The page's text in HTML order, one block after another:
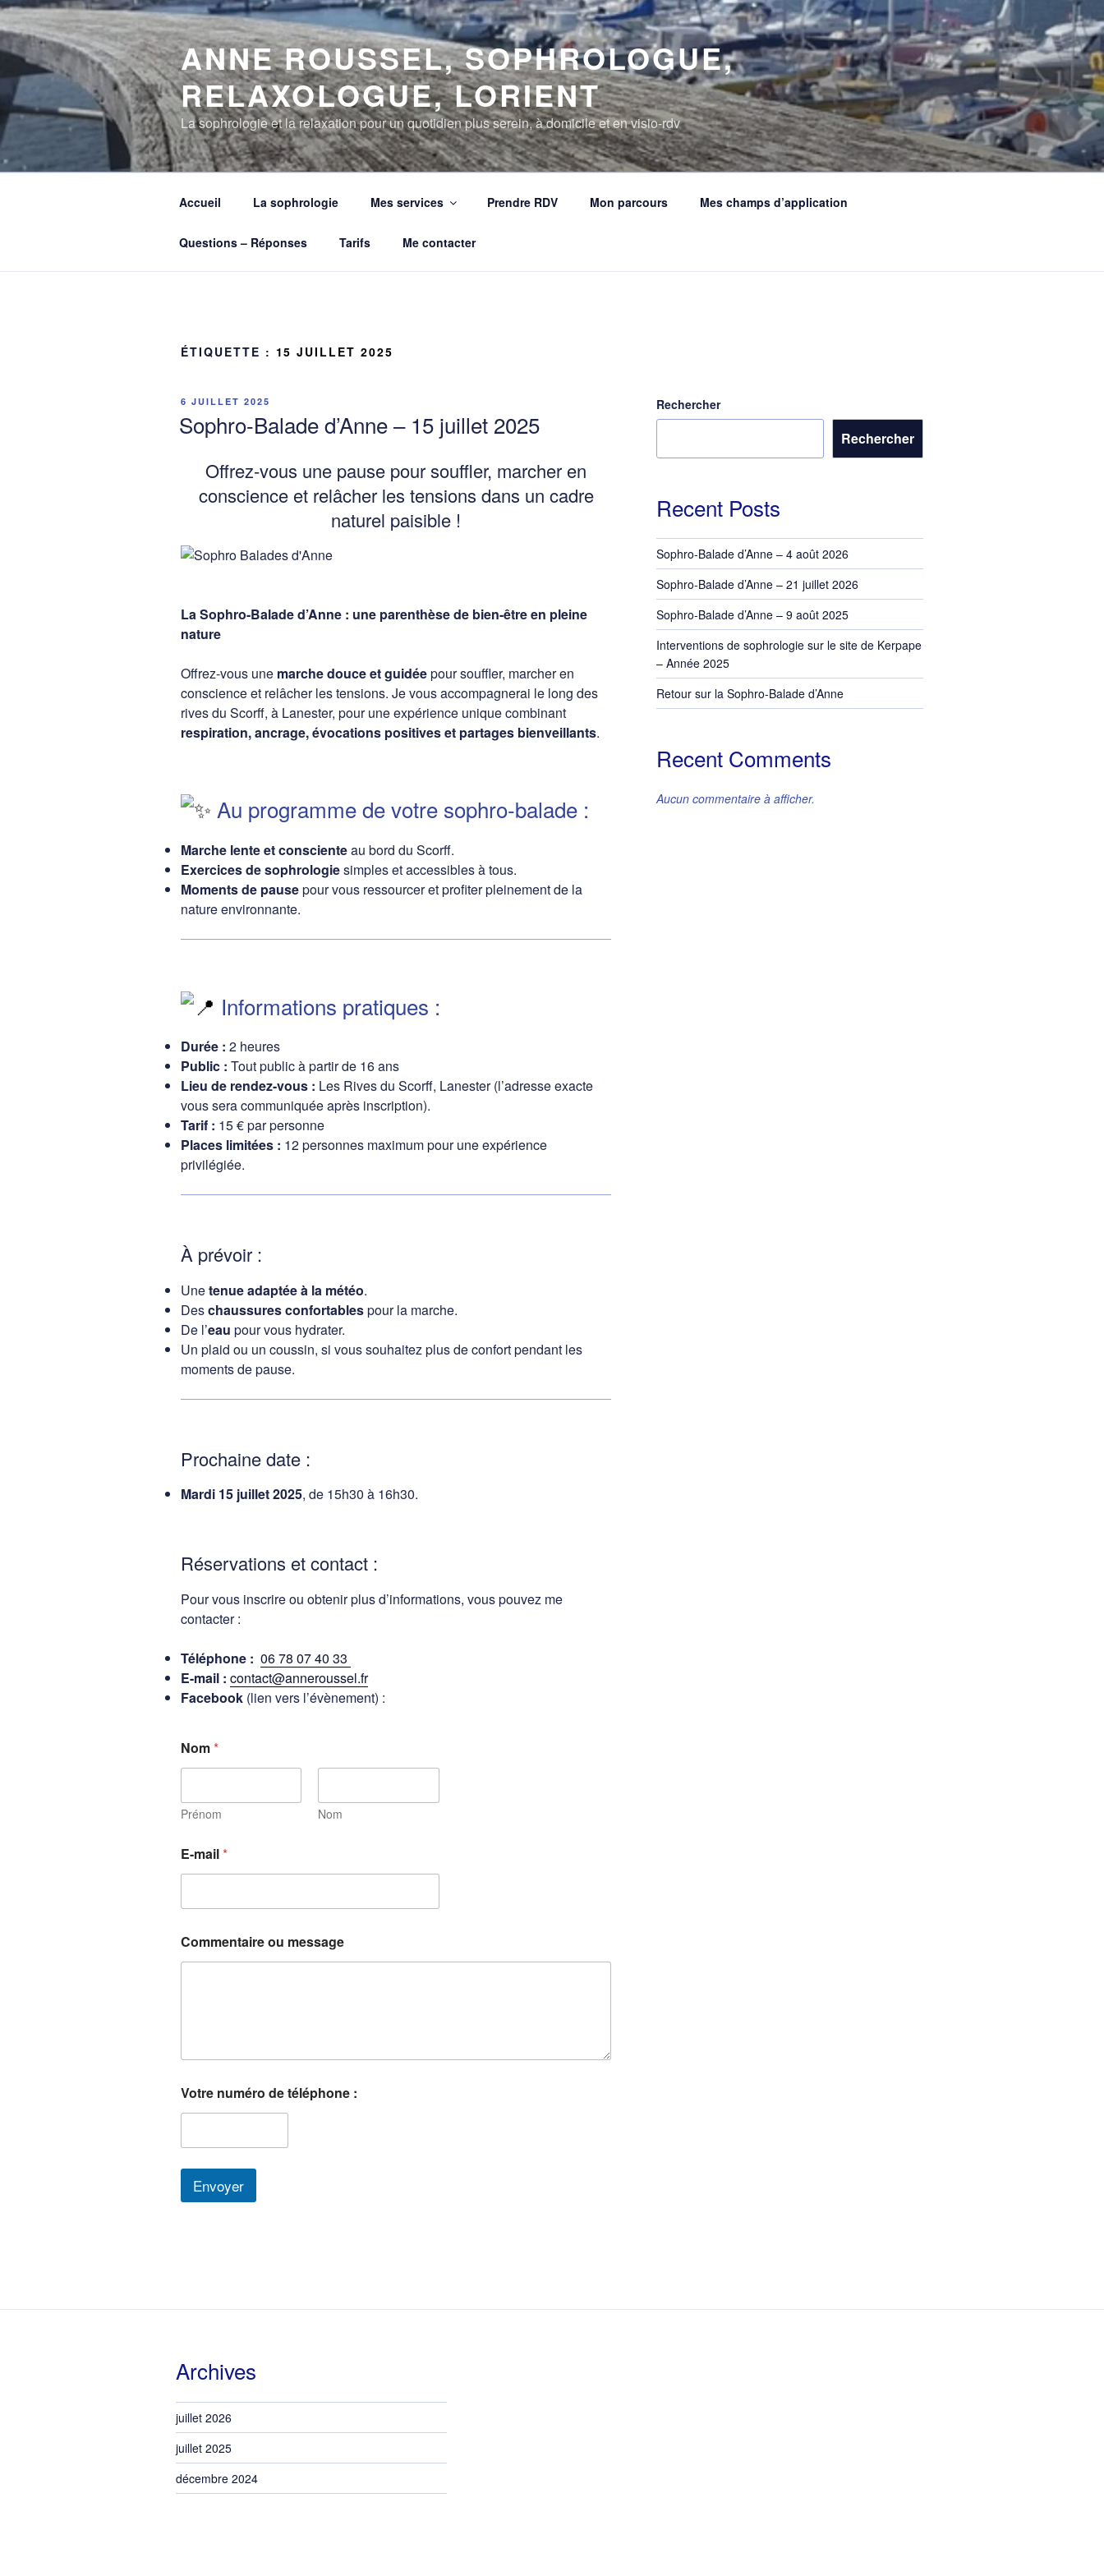
Aller
au
contenu
principal
ANNE ROUSSEL, SOPHROLOGUE,
RELAXOLOGUE, LORIENT
La sophrologie et la relaxation pour un quotidien plus serein, à domicile et en visio-rdv
Accueil La sophrologie Mes services Prendre RDV Mon parcours Mes champs d’application
Questions – Réponses Tarifs Me contacter
ÉTIQUETTE : 15 JUILLET 2025
PUBLIÉ
6 JUILLET 2025
Sophro-Balade d’Anne – 15 juillet 2025
Offrez-vous une pause pour souffler, marcher en
conscience et relâcher les tensions dans un cadre
naturel paisible !
La Sophro-Balade d’Anne : une parenthèse de bien-être en pleine
nature
Offrez-vous une marche douce et guidéepour souffler, marcher en
conscience et relâcher les tensions. Je vous accompagnerai le long des
rives du Scorff, à Lanester, pour une expérience unique combinant
respiration, ancrage, évocations positives et partages bienveillants.
Au programme de votre sophro-balade :
Marche lente et conscienteau bord du Scorff.
Exercices de sophrologiesimples et accessibles à tous.
Moments de pausepour vous ressourcer et profiter pleinement de la
nature environnante.
Informations pratiques :
Durée : 2 heures
Public : Tout public à partir de 16 ans
Lieu de rendez-vous : Les Rives du Scorff, Lanester (l’adresse exacte
vous sera communiquée après inscription).
Tarif : 15 € par personne
Places limitées : 12 personnes maximum pour une expérience
privilégiée.
À prévoir :
Unetenue adaptée à la météo.
Deschaussures confortablespour la marche.
De l’eau pour vous hydrater.
Un plaid ou un coussin, si vous souhaitez plus de confort pendant les
moments de pause.
Prochaine date :
Mardi 15 juillet 2025, de 15h30 à 16h30.
Réservations et contact :
Pour vous inscrire ou obtenir plus d’informations, vous pouvez me
contacter :
Téléphone : 06 78 07 40 33
E-mail : contact@anneroussel.fr
Facebook (lien vers l’évènement) :
Nom*
Prénom Nom
e
n
m
r
o
:
E-mail*
Commentaire ou message
Votre numéro de téléphone :
Envoyer
Rechercher
Rechercher
Recent Posts
Sophro-Balade d’Anne – 4 août 2026
Sophro-Balade d’Anne – 21 juillet 2026
Sophro-Balade d’Anne – 9 août 2025
Interventions de sophrologie sur le site de Kerpape
– Année 2025
Retour sur la Sophro-Balade d’Anne
Recent Comments
Aucun commentaire à afficher.
Archives
juillet 2026
juillet 2025
décembre 2024